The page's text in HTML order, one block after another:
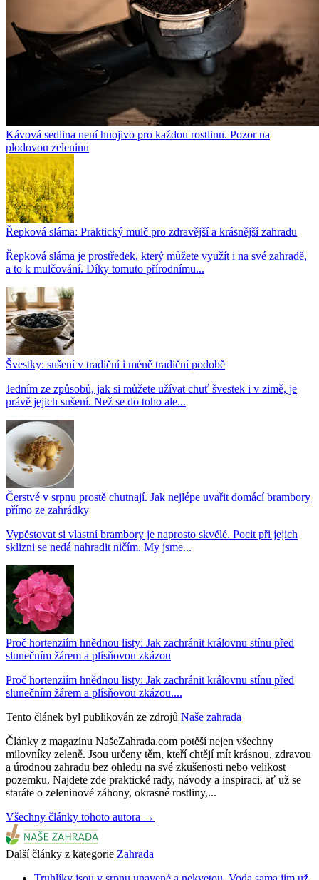
Kávová sedlina není hnojivo pro každou rostlinu. Pozor na
plodovou zeleninu
Řepková sláma: Praktický mulč pro zdravější a krásnější zahradu
Řepková sláma je prostředek, který můžete využít i na své zahradě,
a to k mulčování. Díky tomuto přírodnímu...
Švestky: sušení v tradiční i méně tradiční podobě
Jedním ze způsobů, jak si můžete užívat chuť švestek i v zimě, je
právě jejich sušení. Než se do toho ale...
Čerstvé v srpnu prostě chutnají. Jak nejlépe uvařit domácí brambory
přímo ze zahrádky
Vypěstovat si vlastní brambory je naprosto skvělé. Pocit při jejich
sklizni se nedá nahradit ničím. My jsme...
Proč hortenziím hnědnou listy: Jak zachránit královnu stínu před
slunečním žárem a plísňovou zkázou
Proč hortenziím hnědnou listy: Jak zachránit královnu stínu před
slunečním žárem a plísňovou zkázou....
Tento článek byl publikován ze zdrojů Naše zahrada
Články z magazínu NašeZahrada.com potěší nejen všechny
milovníky zeleně. Jsou určeny těm, kteří chtějí mít krásnou, zdravou
a úrodnou zahradu bez ohledu na své zkušenosti nebo velikost
pozemku. Najdete zde praktické rady, návody a inspiraci, ať už se
staráte o zeleninové záhony, okrasné rostliny,...
Všechny články tohoto autora →
Další články z kategorie Zahrada